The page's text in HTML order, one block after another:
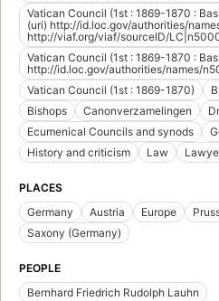
Vatican Council (1st : 1869-1870 :
(uri) http://id.loc.gov/authorities/
http://viaf.org/viaf/sourceID/
Vatican Council (1st : 1869-1870 :
http://id.loc.gov/authorities/names/
Vatican Council (1st : 1869-1870)
Bishops
Canonverzamelingen
Ecumenical Councils and synods
History and criticism
Law
PLACES
Germany
Austria Europe
Saxony (Germany)
PEOPLE
Bernhard Friedrich Rudolph Lauhn